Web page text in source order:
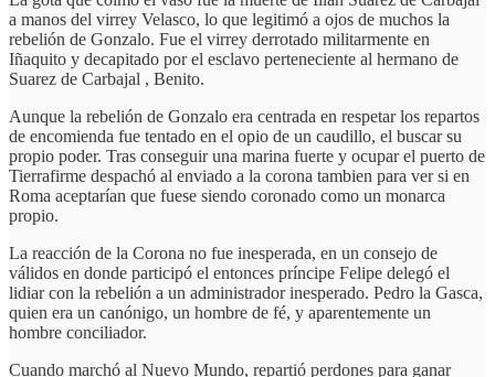
a manos del virrey Velasco, lo que legitimó a ojos de muchos la
rebelión de Gonzalo. Fue el virrey derrotado militarmente en
Iñaquito y decapitado por el esclavo perteneciente al hermano de
Suarez de Carbajal , Benito.
Aunque la rebelión de Gonzalo era centrada en respetar los repartos
de encomienda fue tentado en el opio de un caudillo, el buscar su
propio poder. Tras conseguir una marina fuerte y ocupar el puerto de
Tierrafirme despachó al enviado a la corona tambien para ver si en
Roma aceptarían que fuese siendo coronado como un monarca
propio.
La reacción de la Corona no fue inesperada, en un consejo de
válidos en donde participó el entonces príncipe Felipe delegó el
lidiar con la rebelión a un administrador inesperado. Pedro la Gasca,
quien era un canónigo, un hombre de fé, y aparentemente un
hombre conciliador.
Cuando marchó al Nuevo Mundo, repartió perdones para ganar